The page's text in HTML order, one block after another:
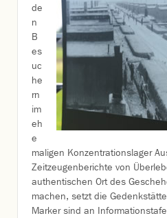
de
n
B
es
uc
he
rn
im
eh
e
maligen Konzentrationslager
Zeitzeugenberichte von
authentischen Ort des
machen, setzt die
Marker sind an